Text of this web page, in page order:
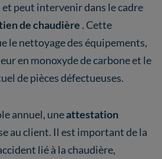
peut intervenir dans le cadre
de chaudière . Cette
le nettoyage des équipements,
en monoxyde de carbone et le
de pièces défectueuses.
annuel, uneattestation
au client. Il est important de la
lié à la chaudière,